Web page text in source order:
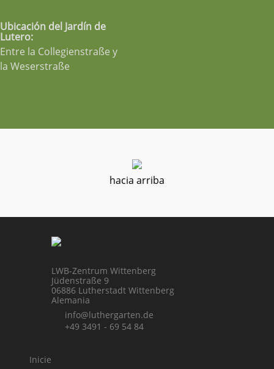
Ubicación del Jardín de
Lutero:
Entre la Collegienstraße y
la Weserstraße
hacia arriba
LWB-Zentrum Wittenberg
Jüdenstraße 9
06886 Lutherstadt Wittenberg
Alemania
info@luthergarten.de
+49 3491 - 69 54 84
Inicie